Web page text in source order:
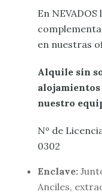
En
en nuestras
Alquile sin
nuestro
Nº de
0302
Enclave:
Anciles,